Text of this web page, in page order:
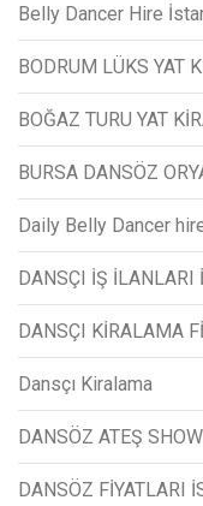
Belly Dancer Hire
BODRUM LÜKS YAT
BOĞAZ TURU YAT
BURSA DANSÖZ
Daily Belly Dancer
DANSÇI İŞ İLANLARI
DANSÇI KİRALAMA
Dansçı Kiralama
DANSÖZ ATEŞ
DANSÖZ FİYATLARI